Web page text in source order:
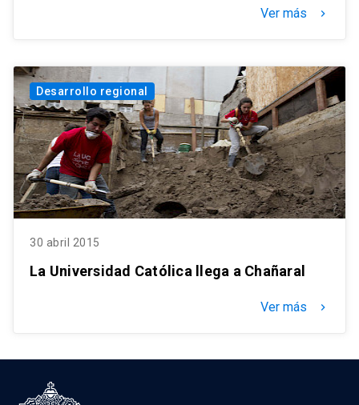
Ver más keyboard_arrow_right
Desarrollo regional
30 abril 2015
La Universidad Católica llega a Chañaral
Ver más keyboard_arrow_right